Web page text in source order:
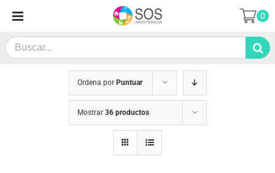
contenido
Search
for:
0
Ordena por Puntuar
Mostrar 36 productos